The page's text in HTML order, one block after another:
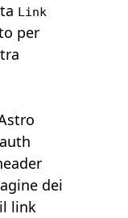
Link
per
dei
link